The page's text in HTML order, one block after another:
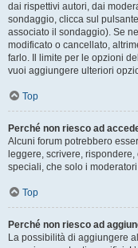
dai rispettivi autori, dai
sondaggio, clicca sul pulsante
associato il sondaggio). Se
modificato o cancellato,
farlo. Il limite per le opzioni
vuoi aggiungere ulteriori
Top
Perché non riesco ad
Alcuni forum potrebbero
leggere, scrivere,
speciali, che solo i
Top
Perché non riesco ad
La possibilità di aggiungere